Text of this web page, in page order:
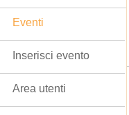
Eventi
Inserisci evento
Area utenti